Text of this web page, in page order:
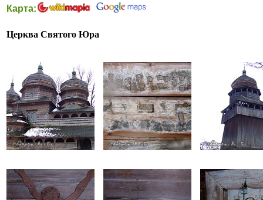
Карта:
Церква Святого Юра